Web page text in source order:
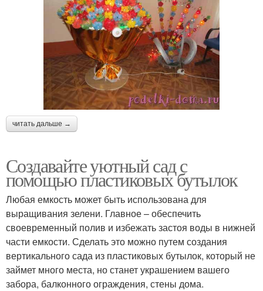
читать дальше →
Создавайте уютный сад с
помощью пластиковых бутылок
Любая емкость может быть использована для
выращивания зелени. Главное – обеспечить
своевременный полив и избежать застоя воды в нижней
части емкости. Сделать это можно путем создания
вертикального сада из пластиковых бутылок, который не
займет много места, но станет украшением вашего
забора, балконного ограждения, стены дома.